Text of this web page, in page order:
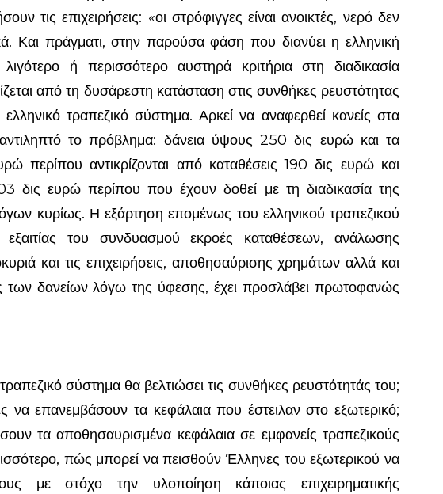
τις επιχειρήσεις: «οι στρόφιγγες είναι ανοικτές, νερό δεν
Και πράγματι, στην παρούσα φάση που διανύει η ελληνική
ή περισσότερο αυστηρά κριτήρια στη διαδικασία
από τη δυσάρεστη κατάσταση στις συνθήκες ρευστότητας
τραπεζικό σύστημα. Αρκεί να αναφερθεί κανείς στα
αντιληπτό το πρόβλημα: δάνεια ύψους 250 δις ευρώ και τα
περίπου αντικρίζονται από καταθέσεις 190 δις ευρώ και
δις ευρώ περίπου που έχουν δοθεί με τη διαδικασία της
κυρίως. Η εξάρτηση επομένως του ελληνικού τραπεζικού
του συνδυασμού εκροές καταθέσεων, ανάλωσης
και τις επιχειρήσεις, αποθησαύρισης χρημάτων αλλά και
των δανείων λόγω της ύφεσης, έχει προσλάβει πρωτοφανώς
σύστημα θα βελτιώσει τις συνθήκες ρευστότητάς του;
επανεμβάσουν τα κεφάλαια που έστειλαν στο εξωτερικό;
τα αποθησαυρισμένα κεφάλαια σε εμφανείς τραπεζικούς
πώς μπορεί να πεισθούν Έλληνες του εξωτερικού να
με στόχο την υλοποίηση κάποιας επιχειρηματικής